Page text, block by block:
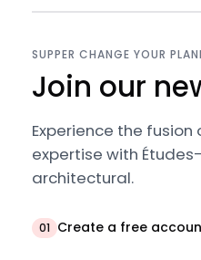
SUPPER CHANGE YOUR
Join our
Experience the
expertise with
architectural.
01 Create a free